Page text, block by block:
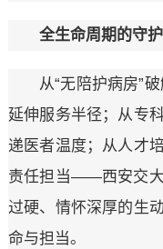
全生命周期的守
从“无陪护病房”
延伸服务半径；从专
递医者温度；从人才
责任担当——西安交大
过硬、情怀深厚的生
命与担当。